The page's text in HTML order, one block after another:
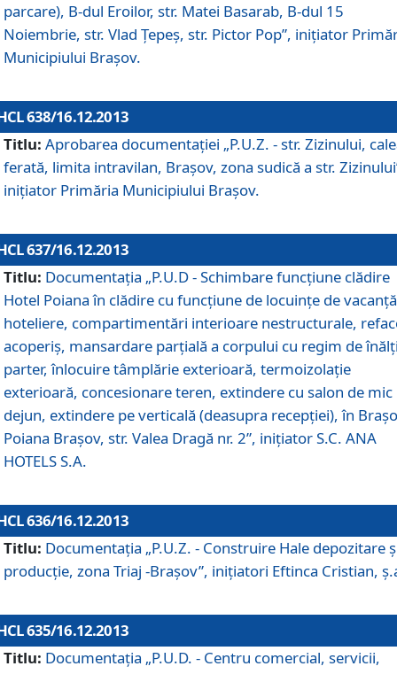
parcare), B-dul Eroilor, str. Matei Basarab, B-dul 15
Noiembrie, str. Vlad Ţepeş, str. Pictor Pop”, iniţiator
Municipiului Braşov.
638/16.12.2013
Titlu: Aprobarea documentaţiei „P.U.Z. - str. Zizinului,
ferată, limita intravilan, Braşov, zona sudică a str.
iniţiator Primăria Municipiului Braşov.
637/16.12.2013
Titlu: Documentaţia „P.U.D - Schimbare funcţiune clădire
Hotel Poiana în clădire cu funcţiune de locuinţe de
hoteliere, compartimentări interioare nestructurale,
acoperiş, mansardare parţială a corpului cu regim de
parter, înlocuire tâmplărie exterioară, termoizolaţie
exterioară, concesionare teren, extindere cu salon de mic
dejun, extindere pe verticală (deasupra recepţiei), în
Poiana Braşov, str. Valea Dragă nr. 2”, iniţiator S.C. ANA
HOTELS S.A.
636/16.12.2013
Titlu: Documentaţia „P.U.Z. - Construire Hale depozitare
producţie, zona Triaj -Braşov”, iniţiatori Eftinca Cristian,
635/16.12.2013
Titlu: Documentaţia „P.U.D. - Centru comercial, servicii,